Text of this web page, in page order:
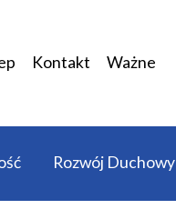
Kontakt Ważne
Rozwój Duchowy